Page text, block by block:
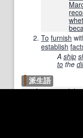
To furnish
establish
A ship
to the
派生語
documentability